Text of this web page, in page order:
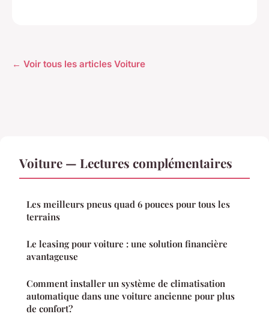
← Voir tous les articles Voiture
Voiture — Lectures complémentaires
Les meilleurs pneus quad 6 pouces pour tous les
terrains
Le leasing pour voiture : une solution financière
avantageuse
Comment installer un système de climatisation
automatique dans une voiture ancienne pour plus
de confort?